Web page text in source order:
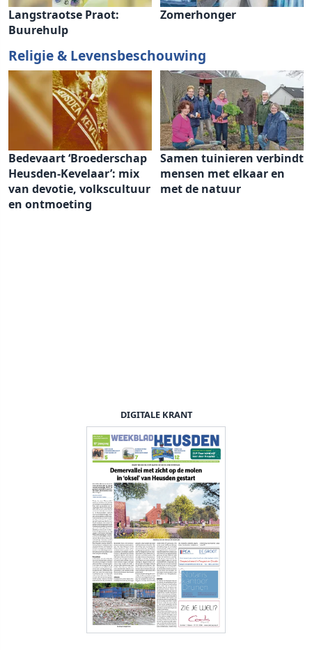
Langstraotse Praot:
Buurehulp
Zomerhonger
Religie & Levensbeschouwing
Bedevaart ‘Broederschap
Heusden-Kevelaar’: mix
van devotie, volkscultuur
en ontmoeting
Samen tuinieren verbindt
mensen met elkaar en
met de natuur
DIGITALE KRANT